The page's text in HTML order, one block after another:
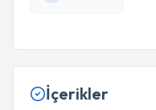
İçerikler